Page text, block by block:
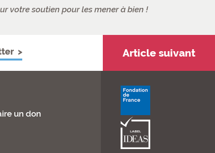
votre soutien pour les mener à bien !
Article suivant
un don